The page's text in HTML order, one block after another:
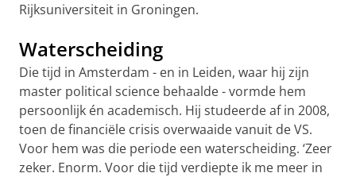
Rijksuniversiteit in Groningen.
Waterscheiding
Die tijd in Amsterdam - en in Leiden, waar hij zijn
master political science behaalde - vormde hem
persoonlijk én academisch. Hij studeerde af in 2008,
toen de financiële crisis overwaaide vanuit de VS.
Voor hem was die periode een waterscheiding. ‘Zeer
zeker. Enorm. Voor die tijd verdiepte ik me meer in